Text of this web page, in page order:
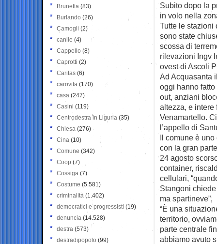
Subito dopo la
in volo nella
Tutte le stazioni
sono state
scossa di
rilevazioni Ingv
ovest di Ascoli
Ad Acquasanta
oggi hanno
out, anziani
altezza, e intere
Venamartello.
l’appello di
Il comune è
con la gran
24 agosto
container,
cellulari,
Stangoni
ma spartineve”.
“È una
territorio,
parte centrale
abbiamo avuto
Brunetta (83)
Burlando (26)
Camogli (2)
canile (4)
Cappello (8)
Caprotti (2)
Caritas (6)
carovita (170)
casa (247)
Casini (119)
Centrodestra in Liguria (35)
Chiesa (276)
Cina (10)
Comune (342)
Coop (7)
Cossiga (7)
Costume (5.581)
criminalità (1.402)
democratici e progressisti (19)
denuncia (14.528)
destra (573)
destradipopolo (99)